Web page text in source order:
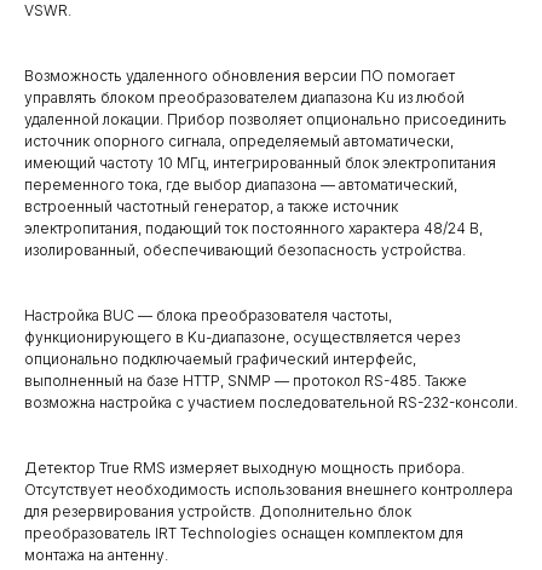
VSWR.
Возможность удаленного обновления версии ПО помогает
управлять блоком преобразователем диапазона Ku из любой
удаленной локации. Прибор позволяет опционально присоединить
источник опорного сигнала, определяемый автоматически,
имеющий частоту 10 МГц, интегрированный блок электропитания
переменного тока, где выбор диапазона — автоматический,
встроенный частотный генератор, а также источник
электропитания, подающий ток постоянного характера 48/24 В,
изолированный, обеспечивающий безопасность устройства.
Настройка BUC — блока преобразователя частоты,
функционирующего в Ku-диапазоне, осуществляется через
опционально подключаемый графический интерфейс,
выполненный на базе HTTP, SNMP — протокол RS-485. Также
возможна настройка с участием последовательной RS-232-консоли.
Детектор True RMS измеряет выходную мощность прибора.
Отсутствует необходимость использования внешнего контроллера
для резервирования устройств. Дополнительно блок
преобразователь IRT Technologies оснащен комплектом для
монтажа на антенну.